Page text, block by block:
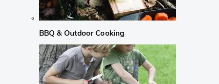
BBQ & Outdoor Cooking